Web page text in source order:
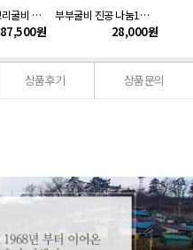
부부굴비 찜보리굴비 선물세트(특대)5미(1.1kg내외/30~32cm)
87,500원
부부굴비 진공 나눔1호(10미)17~19cm(730g내외)
28,000원
상품후기 상품문의